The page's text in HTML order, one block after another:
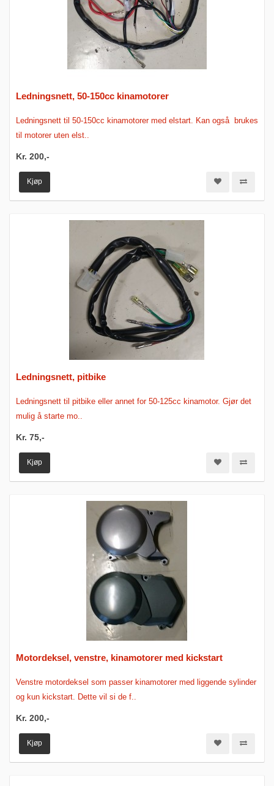
Ledningsnett, 50-150cc kinamotorer
Ledningsnett til 50-150cc kinamotorer med elstart. Kan også brukes
til motorer uten elst..
Kr. 200,-
Kjøp
Ledningsnett, pitbike
Ledningsnett til pitbike eller annet for 50-125cc kinamotor. Gjør det
mulig å starte mo..
Kr. 75,-
Kjøp
Motordeksel, venstre, kinamotorer med kickstart
Venstre motordeksel som passer kinamotorer med liggende sylinder
og kun kickstart. Dette vil si de f..
Kr. 200,-
Kjøp